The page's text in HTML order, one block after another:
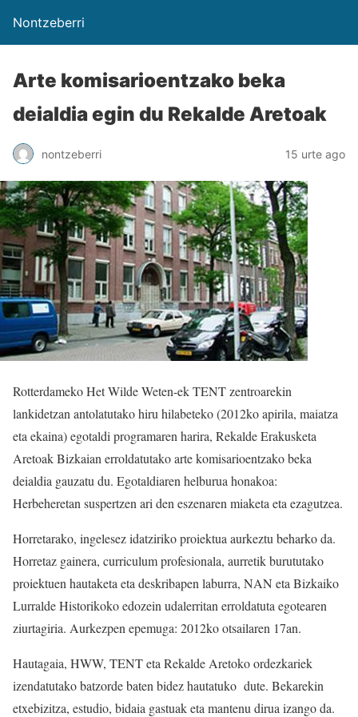
Nontzeberri
Arte komisarioentzako beka
deialdia egin du Rekalde Aretoak
nontzeberri 15 urte ago
Rotterdameko Het Wilde Weten-ek TENT zentroarekin
lankidetzan antolatutako hiru hilabeteko (2012ko apirila, maiatza
eta ekaina) egotaldi programaren harira, Rekalde Erakusketa
Aretoak Bizkaian erroldatutako arte komisarioentzako beka
deialdia gauzatu du. Egotaldiaren helburua honakoa:
Herbeheretan suspertzen ari den eszenaren miaketa eta ezagutzea.
Horretarako, ingelesez idatziriko proiektua aurkeztu beharko da.
Horretaz gainera, curriculum profesionala, aurretik burututako
proiektuen hautaketa eta deskribapen laburra, NAN eta Bizkaiko
Lurralde Historikoko edozein udalerritan erroldatuta egotearen
ziurtagiria. Aurkezpen epemuga: 2012ko otsailaren 17an.
Hautagaia, HWW, TENT eta Rekalde Aretoko ordezkariek
izendatutako batzorde baten bidez hautatuko dute. Bekarekin
etxebizitza, estudio, bidaia gastuak eta mantenu dirua izango da.